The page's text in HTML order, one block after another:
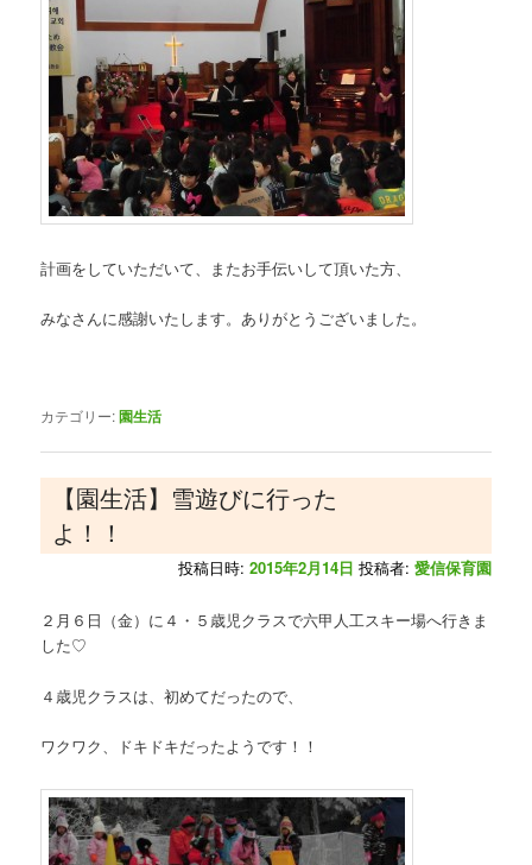
計画をしていただいて、またお手伝いして頂いた方、
みなさんに感謝いたします。ありがとうございました。
カテゴリー:園生活
【園生活】雪遊びに行った
よ！！
投稿日時: 2015年2月14日 投稿者: 愛信保育園
２月６日（金）に４・５歳児クラスで六甲人工スキー場へ行きま
した♡
４歳児クラスは、初めてだったので、
ワクワク、ドキドキだったようです！！